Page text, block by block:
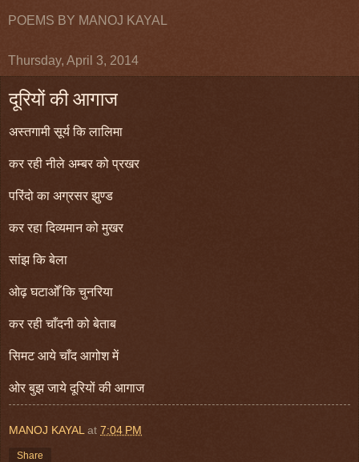
POEMS BY MANOJ KAYAL
Thursday, April 3, 2014
दूरियों की आगाज
अस्तगामी सूर्य कि लालिमा
कर रही नीले अम्बर को प्रखर
परिंदो का अग्रसर झुण्ड
कर रहा दिव्यमान को मुखर
सांझ कि बेला
ओढ़ घटाओँ कि चुनरिया
कर रही चाँदनी को बेताब
सिमट आये चाँद आगोश में
ओर बुझ जाये दूरियों की आगाज
MANOJ KAYAL at 7:04 PM
Share